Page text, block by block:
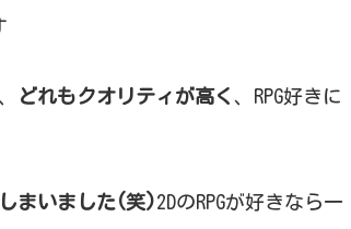
どれもクオリティが高く 、RPG好きに
まいました(笑)2DのRPGが好きなら一